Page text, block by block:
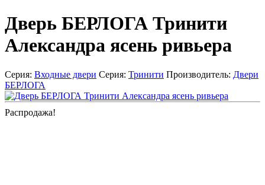
Дверь БЕРЛОГА Тринити
Александра ясень ривьера
Серия: Входные двери Серия: Тринити Производитель: Двери
БЕРЛОГА
Распродажа!